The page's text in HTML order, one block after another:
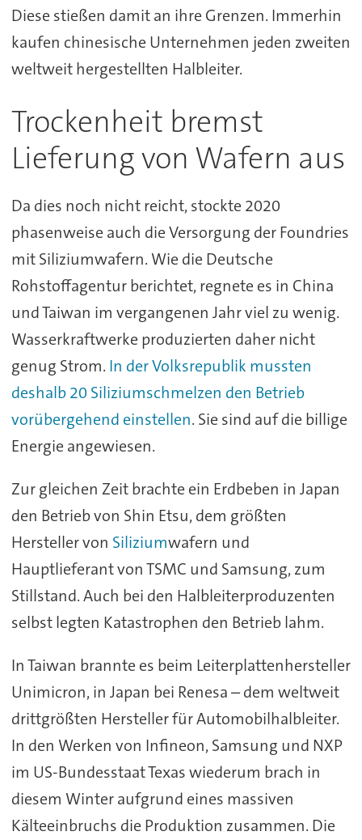
Diese stießen damit an ihre Grenzen. Immerhin
kaufen chinesische Unternehmen jeden zweiten
weltweit hergestellten Halbleiter.
Trockenheit bremst
Lieferung von Wafern aus
Da dies noch nicht reicht, stockte 2020
phasenweise auch die Versorgung der Foundries
mit Siliziumwafern. Wie die Deutsche
Rohstoffagentur berichtet, regnete es in China
und Taiwan im vergangenen Jahr viel zu wenig.
Wasserkraftwerke produzierten daher nicht
genug Strom. In der Volksrepublik mussten
deshalb 20 Siliziumschmelzen den Betrieb
vorübergehend einstellen. Sie sind auf die billige
Energie angewiesen.
Zur gleichen Zeit brachte ein Erdbeben in Japan
den Betrieb von Shin Etsu, dem größten
Hersteller von Siliziumwafern und
Hauptlieferant von TSMC und Samsung, zum
Stillstand. Auch bei den Halbleiterproduzenten
selbst legten Katastrophen den Betrieb lahm.
In Taiwan brannte es beim Leiterplattenhersteller
Unimicron, in Japan bei Renesa – dem weltweit
drittgrößten Hersteller für Automobilhalbleiter.
In den Werken von Infineon, Samsung und NXP
im US-Bundesstaat Texas wiederum brach in
diesem Winter aufgrund eines massiven
Kälteeinbruchs die Produktion zusammen. Die